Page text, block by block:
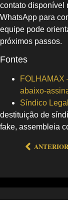
contato disponível
WhatsApp para
equipe pode
próximos passos.
Fontes
FOLHAMAX
Síndico
destituição de
fake, assembleia
ANTERIOR